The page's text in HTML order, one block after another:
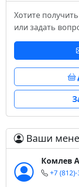
Хотите
или задать
Ваши
Комлев
+7